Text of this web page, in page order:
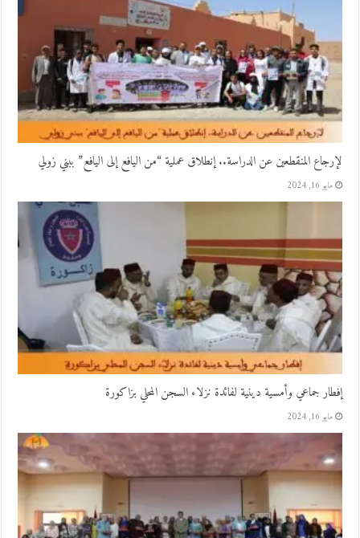
لإرجاع المنقطعين عن الدراسة.. إنطلاق عملية “من اليافع إلى اليافع” ببني زولي
مايو 16, 2024
إفطار جماعي وأمسية دينية لفائدة نزلاء السجن المحلي بزاكورة
مايو 16, 2024